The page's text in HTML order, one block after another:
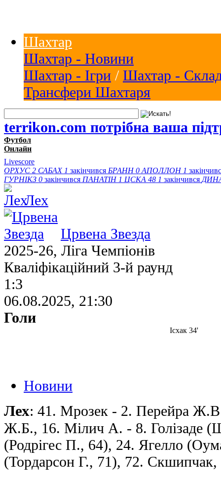
Шахтар
Шахтар - Новини
Шахтар - Ігри / Шахтар -
Трансфери Шахтаря
terrikon.com потрібна ваша
Футбол
Онлайн
Livescore
ОРХУС 2 САБАХ 1 закінчився БРАНН 0 АПОЛЛОН 1
ГУРНІКЗ 0 закінчився ПАНАТІН 1 ЦСКА 48 1 закінчився
Лех
Црвена Звезда
2025-26, Ліга Чемпіонів
Кваліфікаційний 3-й раунд
1:3
06.08.2025, 21:30
Голи
Ісхак 34'
Новини
Лех: 41. Мрозек - 2. Перейра
Ж.Б., 16. Мілич А. - 8. Голізаде
(Родрігес П., 64), 24. Ягелло
(Тордарсон Г., 71), 72. Скшипчак,